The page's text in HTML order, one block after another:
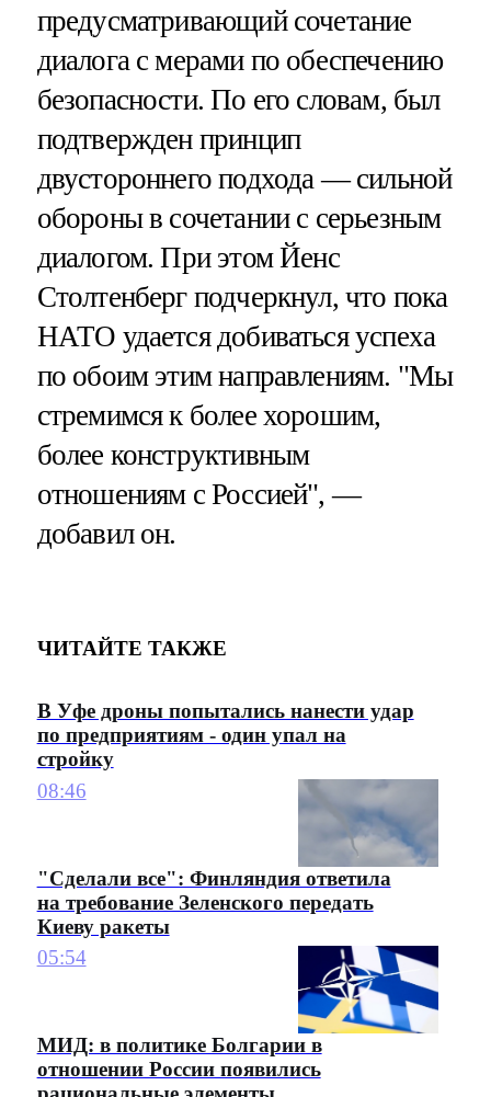
предусматривающий сочетание
диалога с мерами по обеспечению
безопасности. По его словам, был
подтвержден принцип
двустороннего подхода — сильной
обороны в сочетании с серьезным
диалогом. При этом Йенс
Столтенберг подчеркнул, что пока
НАТО удается добиваться успеха
по обоим этим направлениям. "Мы
стремимся к более хорошим,
более конструктивным
отношениям с Россией", —
добавил он.
ЧИТАЙТЕ ТАКЖЕ
В Уфе дроны попытались нанести удар
по предприятиям - один упал на
стройку
08:46
"Сделали все": Финляндия ответила
на требование Зеленского передать
Киеву ракеты
05:54
МИД: в политике Болгарии в
отношении России появились